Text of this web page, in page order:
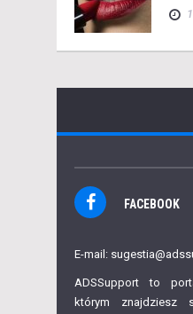
FACEBOOK
E-mail:
ADSSupport to
którym znajdziesz